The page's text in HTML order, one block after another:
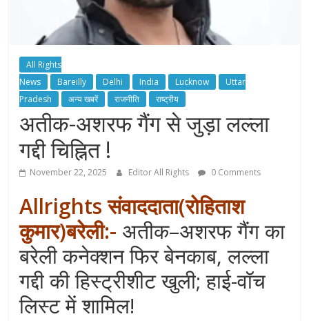
All Rights
News
Bareilly Delhi India Lucknow
Uttar
Pradesh
अन्य खबरें राजनीति राष्ट्रीय
अतीक-अशरफ गैंग से जुड़ा लल्ला
गद्दी चिह्नित !
November 22, 2025 Editor All Rights 0 Comments
Allrights संवाददाता(रोहिताश
कुमार)बरेली:- अतीक–अशरफ गैंग का
बरेली कनेक्शन फिर बेनकाब, लल्ला
गद्दी की हिस्ट्रीशीट खुली; हाई-वॉच
लिस्ट में शामिल!